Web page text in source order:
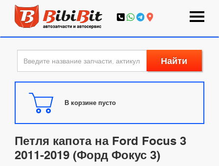
Найти
В корзине пусто
Петля капота на Ford Focus 3
2011-2019 (Форд Фокус 3)